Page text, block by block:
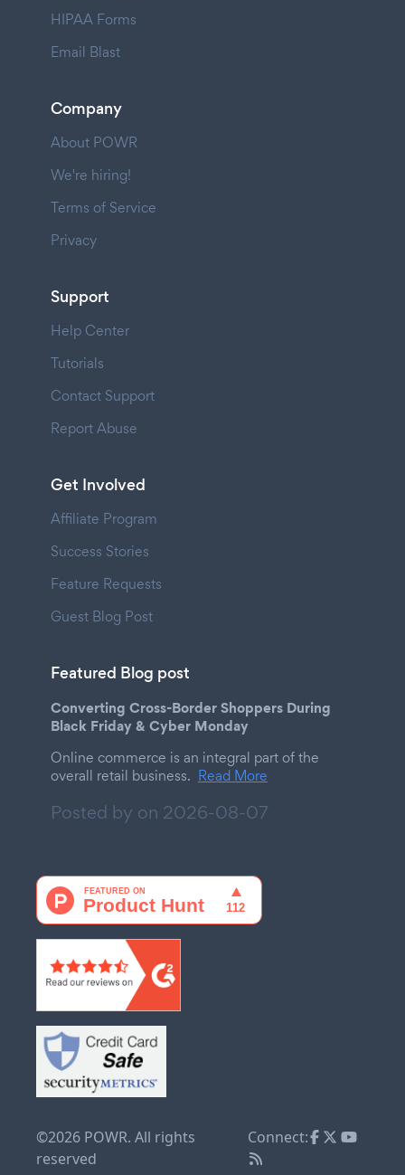
HIPAA Forms
Email Blast
Company
About POWR
We're hiring!
Terms of Service
Privacy
Support
Help Center
Tutorials
Contact Support
Report Abuse
Get Involved
Affiliate Program
Success Stories
Feature Requests
Guest Blog Post
Featured Blog post
Converting Cross-Border Shoppers During
Black Friday & Cyber Monday
Online commerce is an integral part of the
overall retail business. Read More
Posted by on 2026-08-07
©2026 POWR. All rights
reserved
Connect: